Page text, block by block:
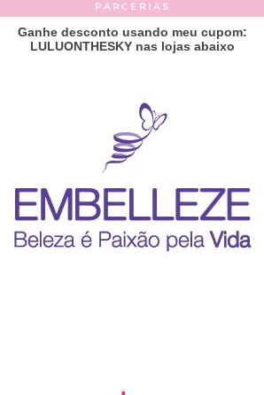
PARCERIAS
Ganhe desconto usando meu cupom:
LULUONTHESKY nas lojas abaixo